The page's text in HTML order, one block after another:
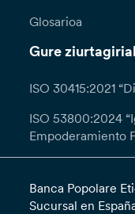
Glosarioa
Gure
ISO 30415:2021
ISO 53800:2024
Empoderamiento
Banca Popolare
Sucursal en